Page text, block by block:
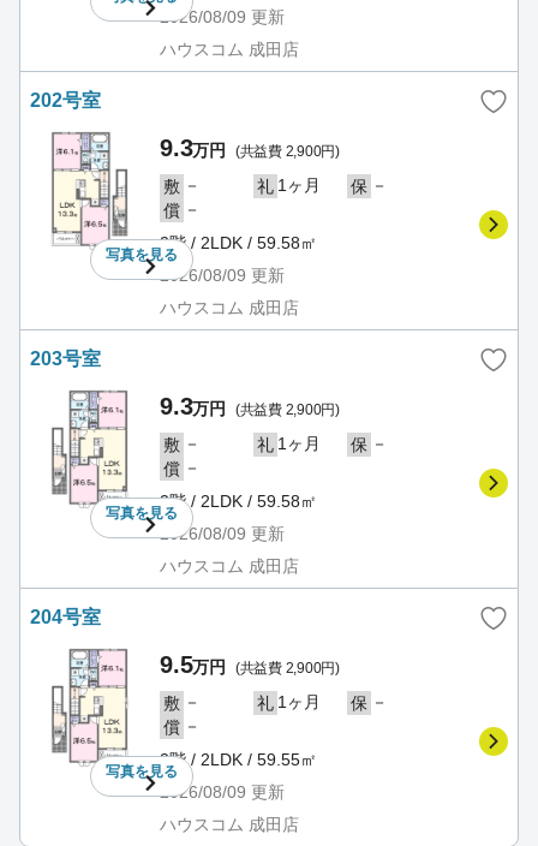
2026/08/09 更新
ハウスコム 成田店
202号室
写真を見る
9.3万円 (共益費 2,900円)
敷 － 礼 1ヶ月 保 －
償 －
2階 / 2LDK / 59.58㎡
2026/08/09 更新
ハウスコム 成田店
203号室
写真を見る
9.3万円 (共益費 2,900円)
敷 － 礼 1ヶ月 保 －
償 －
2階 / 2LDK / 59.58㎡
2026/08/09 更新
ハウスコム 成田店
204号室
写真を見る
9.5万円 (共益費 2,900円)
敷 － 礼 1ヶ月 保 －
償 －
2階 / 2LDK / 59.55㎡
2026/08/09 更新
ハウスコム 成田店